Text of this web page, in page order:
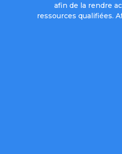
afin de la rendre
ressources qualifiées.